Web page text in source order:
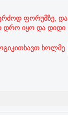
ფორუმზე, და
დრო იყო და დიდი
ხოლმე